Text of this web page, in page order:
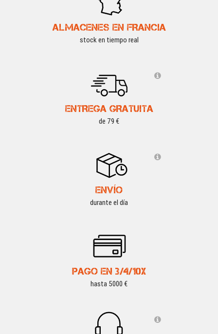
ALMACENES EN FRANCIA
stock en tiempo real
ENTREGA GRATUITA
de 79 €
ENVÍO
durante el día
PAGO EN 3/4/10X
hasta 5000 €